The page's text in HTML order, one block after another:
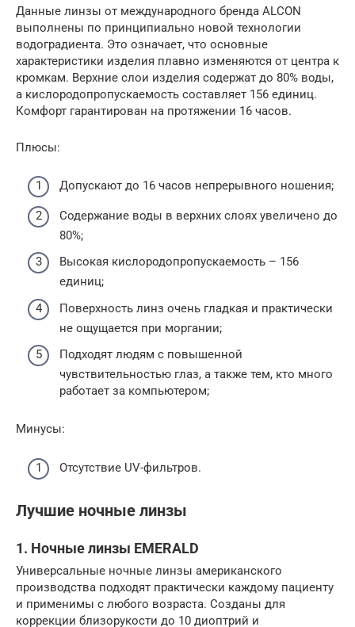
Данные линзы от международного бренда ALCON
выполнены по принципиально новой технологии
водоградиента. Это означает, что основные
характеристики изделия плавно изменяются от центра к
кромкам. Верхние слои изделия содержат до 80% воды,
а кислородопропускаемость составляет 156 единиц.
Комфорт гарантирован на протяжении 16 часов.
Плюсы:
Допускают до 16 часов непрерывного ношения;
Содержание воды в верхних слоях увеличено до
80%;
Высокая кислородопропускаемость – 156
единиц;
Поверхность линз очень гладкая и практически
не ощущается при моргании;
Подходят людям с повышенной
чувствительностью глаз, а также тем, кто много
работает за компьютером;
Минусы:
Отсутствие UV-фильтров.
Лучшие ночные линзы
1. Ночные линзы EMERALD
Универсальные ночные линзы американского
производства подходят практически каждому пациенту
и применимы с любого возраста. Созданы для
коррекции близорукости до 10 диоптрий и